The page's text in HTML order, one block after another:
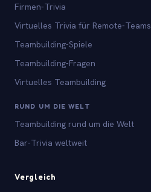
Firmen-Trivia
Virtuelles Trivia für Remote-Teams
Teambuilding-Spiele
Teambuilding-Fragen
Virtuelles Teambuilding
RUND UM DIE WELT
Teambuilding rund um die Welt
Bar-Trivia weltweit
Vergleich